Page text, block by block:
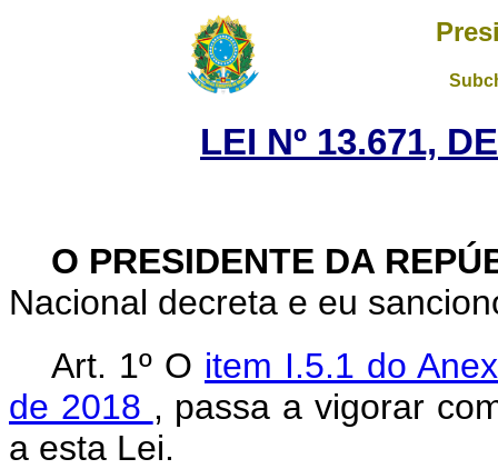
LEI Nº 13.671,
O PRESIDENTE DA
Nacional decreta e eu
Art. 1º O item I.5.1 do
de 2018 , passa a vigorar
a esta Lei.